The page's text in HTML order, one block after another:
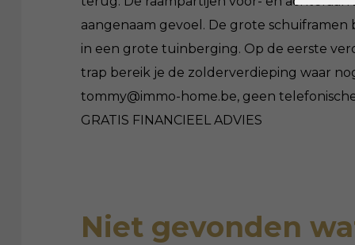
aangenaam gevoel. De grote
in een grote tuinberging. Op de eerste
trap bereik je de zolderverdieping waar
tommy@immo-home.be, geen
GRATIS FINANCIEEL ADVIES
Niet gevonden